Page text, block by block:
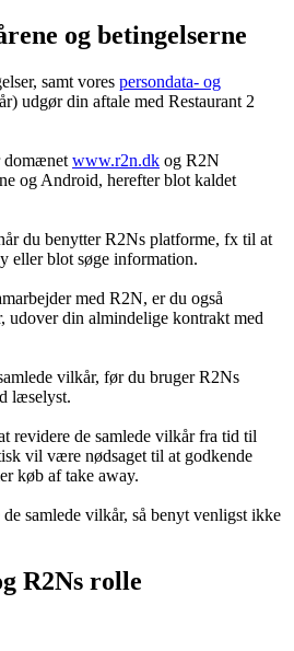
og betingelserne
samt vores persondata- og
udgør din aftale med Restaurant 2
domænet www.r2n.dk og R2N
og Android, herefter blot kaldet
du benytter R2Ns platforme, fx til at
eller blot søge information.
med R2N, er du også
udover din almindelige kontrakt med
vilkår, før du bruger R2Ns
læselyst.
revidere de samlede vilkår fra tid til
vil være nødsaget til at godkende
køb af take away.
samlede vilkår, så benyt venligst ikke
R2Ns rolle